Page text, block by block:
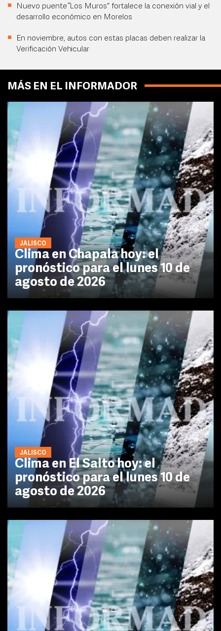
Nuevo puente “Los Muros” fortalece la conexión vial y el
desarrollo económico en Morelos
En noviembre, autos con estas placas deben realizar la
Verificación Vehicular
MÁS EN EL INFORMADOR
JALISCO
Clima en Chapala hoy: el
pronóstico para el lunes 10 de
agosto de 2026
JALISCO
Clima en El Salto hoy: el
pronóstico para el lunes 10 de
agosto de 2026